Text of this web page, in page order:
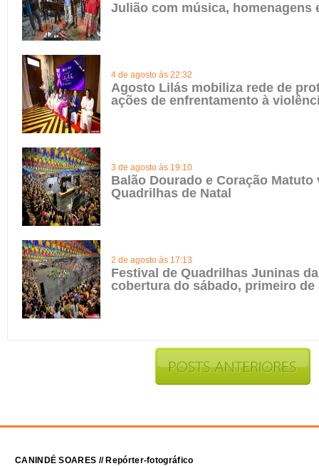
Julião com música, homenagens
4 de agosto às 22:32
Agosto Lilás mobiliza rede de
ações de enfrentamento à
3 de agosto às 19:10
Balão Dourado e Coração Matuto
Quadrilhas de Natal
2 de agosto às 17:13
Festival de Quadrilhas Juninas
cobertura do sábado, primeiro de
CANINDÉ SOARES // Repórter-fotográfico